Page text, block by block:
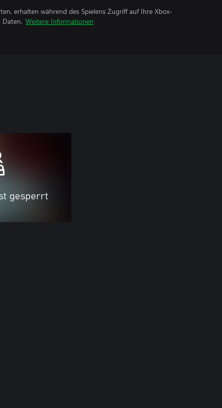
erhalten während des Spielens Zugriff auf Ihre Xbox-
Weitere Informationen
gesperrt